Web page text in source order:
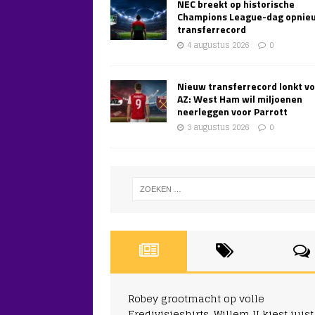
NEC breekt op historische
Champions League-dag
transferrecord
4 augustus 2026 0
Nieuw transferrecord lonkt
AZ: West Ham wil miljoenen
neerleggen voor Parrott
3 augustus 2026 0
Robey grootmacht op volle